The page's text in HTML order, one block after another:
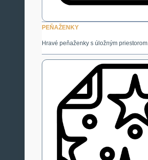
PEŇAŽENKY
Hravé peňaženky s úložným priestorom.